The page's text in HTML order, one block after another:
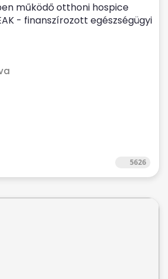
működő otthoni hospice
- finanszírozott egészségügyi
5626